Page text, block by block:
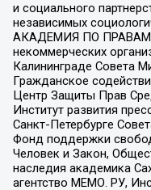
и социального
независимых
АКАДЕМИЯ ПО ПРАВАМ
некоммерческих
Калининграде Совета
Гражданское
Центр Защиты Прав
Институт развития
Санкт-Петербурге
Фонд поддержки
Человек и Закон,
наследия академика
агентство МЕМО. РУ,